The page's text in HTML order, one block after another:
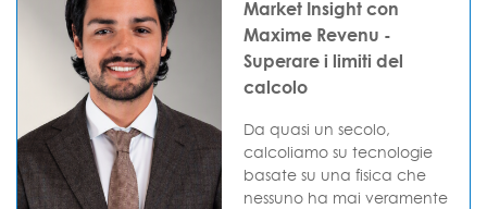
Market Insight con
Maxime Revenu -
Superare i limiti del
calcolo
Da quasi un secolo,
calcoliamo su tecnologie
basate su una fisica che
nessuno ha mai veramente